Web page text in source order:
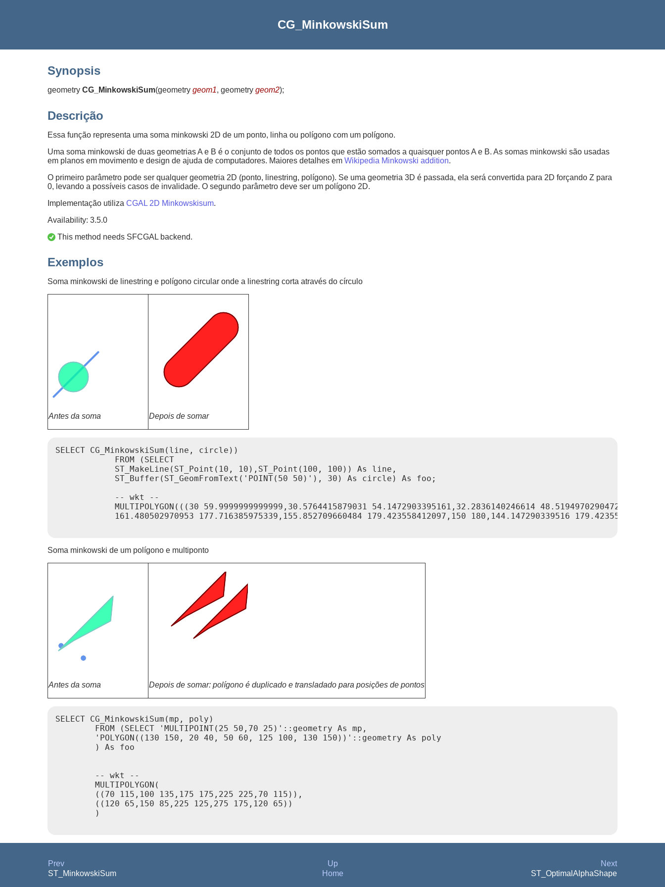
CG_MinkowskiSum
Synopsis
geometry CG_MinkowskiSum(geometry geom1, geometry geom2);
Descrição
Essa função representa uma soma minkowski 2D de um ponto, linha ou polígono com um polígono.
Uma soma minkowski de duas geometrias A e B é o conjunto de todos os pontos que estão somados a quaisquer pontos A e B. As somas minkowski são usadas
em planos em movimento e design de ajuda de computadores. Maiores detalhes em Wikipedia Minkowski addition.
O primeiro parâmetro pode ser qualquer geometria 2D (ponto, linestring, polígono). Se uma geometria 3D é passada, ela será convertida para 2D forçando Z para
0, levando a possíveis casos de invalidade. O segundo parâmetro deve ser um polígono 2D.
Implementação utiliza CGAL 2D Minkowskisum.
Availability: 3.5.0
This method needs SFCGAL backend.
Exemplos
Soma minkowski de linestring e polígono circular onde a linestring corta através do círculo
Antes da soma Depois de somar
SELECT CG_MinkowskiSum(line, circle))
            FROM (SELECT
            ST_MakeLine(ST_Point(10, 10),ST_Point(100, 100)) As line,
            ST_Buffer(ST_GeomFromText('POINT(50 50)'), 30) As circle) As foo;
            -- wkt --
MULTIPOLYGON(((30 59.9999999999999,30.5764415879031 54.1472903395161,32.2836140246614
161.480502970953 177.716385975339,155.852709660484 179.423558412097,150 180,144.147290339516
Soma minkowski de um polígono e multiponto
Antes da soma Depois de somar: polígono é duplicado e transladado para posições de pontos
SELECT CG_MinkowskiSum(mp, poly)
        FROM (SELECT 'MULTIPOINT(25 50,70 25)'::geometry As mp,
        'POLYGON((130 150, 20 40, 50 60, 125 100, 130 150))'::geometry As poly
        ) As foo
        -- wkt --
        MULTIPOLYGON(
        ((70 115,100 135,175 175,225 225,70 115)),
        ((120 65,150 85,225 125,275 175,120 65))
        )
Prev Up
Next
ST_MinkowskiSum
Home ST_OptimalAlphaShape